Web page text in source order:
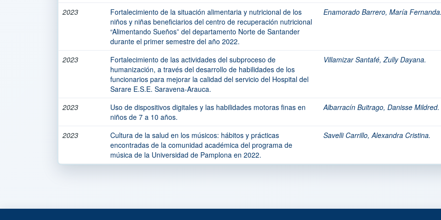
2023
Fortalecimiento de la situación alimentaria y nutricional de los
niños y niñas beneficiarios del centro de recuperación nutricional
“Alimentando Sueños” del departamento Norte de Santander
durante el primer semestre del año 2022.
Enamorado Barrero, María
2023
Fortalecimiento de las actividades del subproceso de
humanización, a través del desarrollo de habilidades de los
funcionarios para mejorar la calidad del servicio del Hospital del
Sarare E.S.E. Saravena-Arauca.
Villamizar Santafé, Zully Dayana.
2023
Uso de dispositivos digitales y las habilidades motoras finas en
niños de 7 a 10 años.
Albarracín Buitrago, Danisse Mildred.
2023
Cultura de la salud en los músicos: hábitos y prácticas
encontradas de la comunidad académica del programa de
música de la Universidad de Pamplona en 2022.
Savelli Carrillo, Alexandra Cristina.